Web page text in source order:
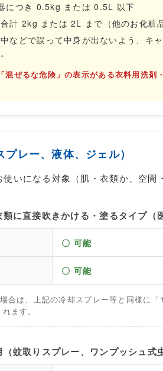
につき 0.5kg または 0.5L 以下
計 2kg または 2L まで（他のお化粧
などで誤って中身が出ないよう、キ
混ぜるな危険」の表示がある衣料用洗剤
レー、液体、ジェル）
いになる対象（肌・衣類か、空間
に直接吹きかける・塗るタイプ（
〇 可能
〇 可能
合は、上記の冷却スプレー等と同様に
ます。
蚊取りスプレー、ワンプッシュ式